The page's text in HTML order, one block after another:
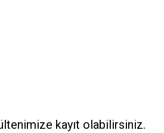
kayıt olabilirsiniz.